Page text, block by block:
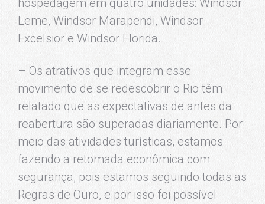
Leme, Windsor Marapendi, Windsor
Excelsior e Windsor Florida.
– Os atrativos que integram esse
movimento de se redescobrir o Rio têm
relatado que as expectativas de antes da
reabertura são superadas diariamente. Por
meio das atividades turísticas, estamos
fazendo a retomada econômica com
segurança, pois estamos seguindo todas as
Regras de Ouro, e por isso foi possível